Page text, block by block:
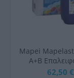
Mapei
A+B
Στεγανωτικό
62,50 €